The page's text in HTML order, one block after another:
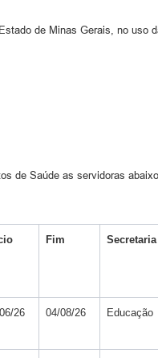
de Minas Gerais, no uso
de Saúde as servidoras
Fim Secretaria
26 04/08/26 Educação